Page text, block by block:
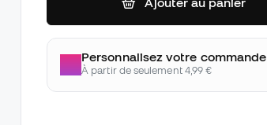
Personnalisez votre commande
À partir de seulement 4,99 €